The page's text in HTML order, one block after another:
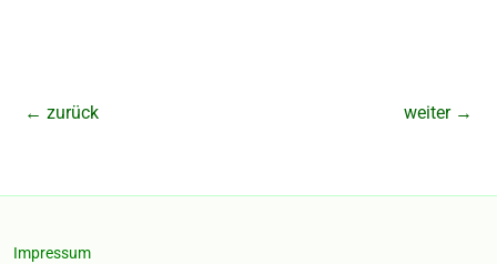
← zurück weiter →
Impressum